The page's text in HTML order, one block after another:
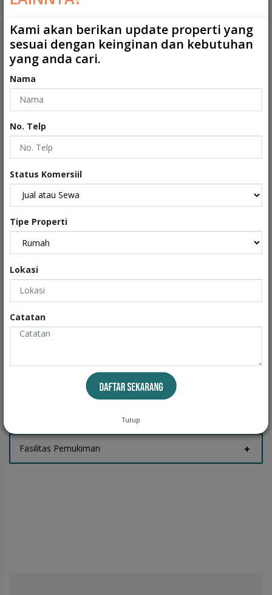
Ukuran Tanah : 220 m2
Ukuran Bangunan
Garasi
Carport
Tipe
Sertifikat
Kondisi Properti
Interiors
Exteriors
Informasi
Tempat Jemur
Fasilitas Pemukiman
Kami akan berikan update properti yang
sesuai dengan keinginan dan kebutuhan
yang anda cari.
Nama
No. Telp
Status Komersiil
Tipe Properti
Lokasi
Catatan
Tutup